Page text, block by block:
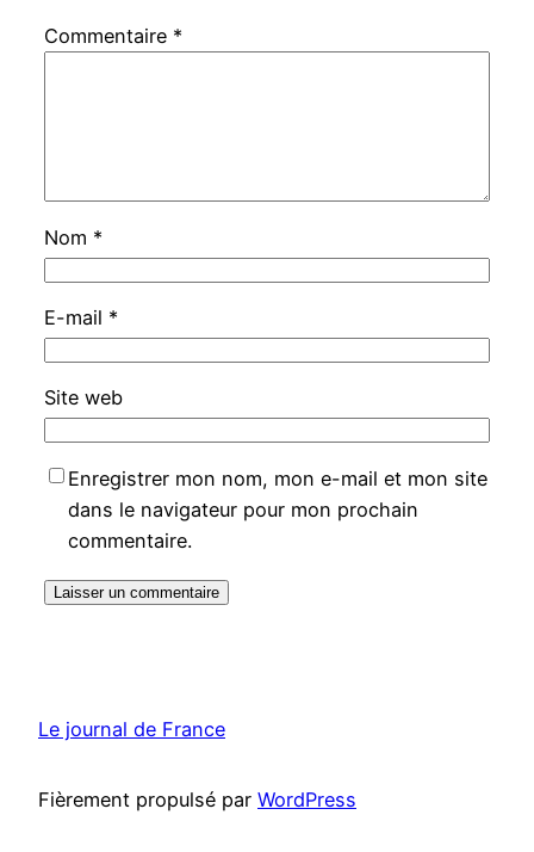
Commentaire *
Nom *
E-mail *
Site web
Enregistrer mon nom, mon e-mail et mon site
dans le navigateur pour mon prochain
commentaire.
Le journal de France
Fièrement propulsé par WordPress